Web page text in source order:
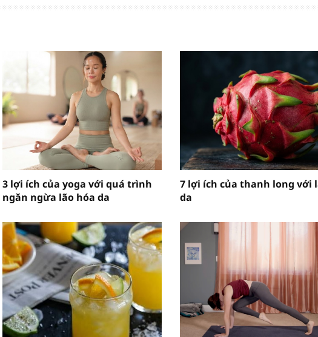
3 lợi ích của yoga với quá trình
ngăn ngừa lão hóa da
7 lợi ích của thanh long với
da